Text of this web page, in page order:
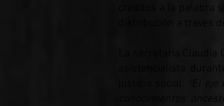
créditos a la palabra
La secretaria Claudia
asistencialista
“El
conocimientos